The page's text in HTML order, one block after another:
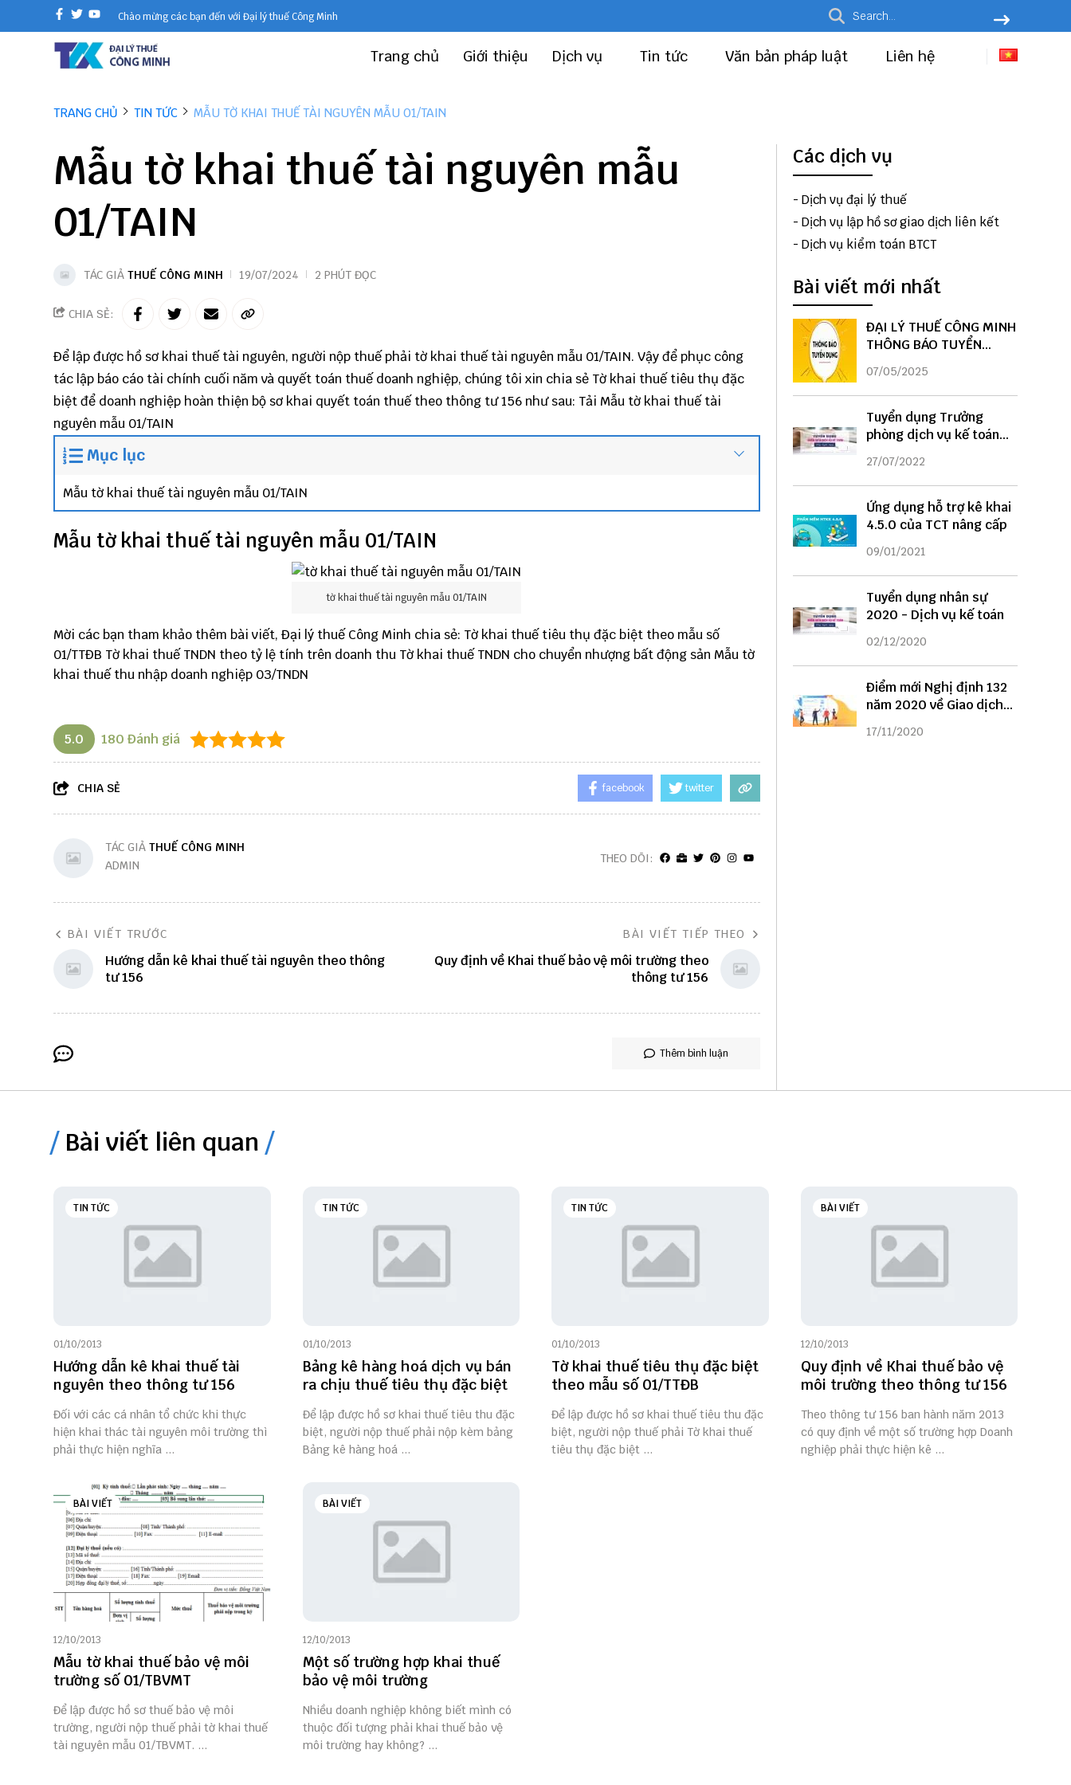
Chào mừng các bạn đến với Đại lý thuế Công Minh
Trang chủ Giới thiệu Dịch vụ Tin tức Văn bản pháp luật Liên hệ
TRANG CHỦ TIN TỨC MẪU TỜ KHAI THUẾ TÀI NGUYÊN MẪU 01/TAIN
Mẫu tờ khai thuế tài nguyên mẫu
01/TAIN
TÁC GIẢ THUẾ CÔNG MINH 19/07/2024 2 PHÚT ĐỌC
CHIA SẺ:
Để lập được hồ sơ khai thuế tài nguyên, người nộp thuế phải tờ khai thuế tài nguyên mẫu 01/TAIN. Vậy để phục công
tác lập báo cáo tài chính cuối năm và quyết toán thuế doanh nghiệp, chúng tôi xin chia sẻ Tờ khai thuế tiêu thụ đặc
biệt để doanh nghiệp hoàn thiện bộ sơ khai quyết toán thuế theo thông tư 156 như sau: Tải Mẫu tờ khai thuế tài
nguyên mẫu 01/TAIN
Mục lục
Mẫu tờ khai thuế tài nguyên mẫu 01/TAIN
Mẫu tờ khai thuế tài nguyên mẫu 01/TAIN
tờ khai thuế tài nguyên mẫu 01/TAIN
Mời các bạn tham khảo thêm bài viết, Đại lý thuế Công Minh chia sẻ: Tờ khai thuế tiêu thụ đặc biệt theo mẫu số
01/TTĐB Tờ khai thuế TNDN theo tỷ lệ tính trên doanh thu Tờ khai thuế TNDN cho chuyển nhượng bất động sản Mẫu tờ
khai thuế thu nhập doanh nghiệp 03/TNDN
5.0 180 Đánh giá
CHIA SẺ facebook twitter
TÁC GIẢ THUẾ CÔNG MINH
ADMIN
THEO DÕI:
BÀI VIẾT TRƯỚC
Hướng dẫn kê khai thuế tài nguyên theo thông
tư 156
BÀI VIẾT TIẾP THEO
Quy định về Khai thuế bảo vệ môi trường theo
thông tư 156
Thêm bình luận
Các dịch vụ
- Dịch vụ đại lý thuế
- Dịch vụ lập hồ sơ giao dịch liên kết
- Dịch vụ kiểm toán BTCT
Bài viết mới nhất
ĐẠI LÝ THUẾ CÔNG MINH
THÔNG BÁO TUYỂN
DỤNG
07/05/2025
Tuyển dụng Trưởng
phòng dịch vụ kế toán
năm 2022
27/07/2022
Ứng dụng hỗ trợ kê khai
4.5.0 của TCT nâng cấp
09/01/2021
Tuyển dụng nhân sự
2020 - Dịch vụ kế toán
02/12/2020
Điểm mới Nghị định 132
năm 2020 về Giao dịch
liên kết
17/11/2020
Bài viết liên quan
TIN TỨC
01/10/2013
Hướng dẫn kê khai thuế tài
nguyên theo thông tư 156
Đối với các cá nhân tổ chức khi thực
hiện khai thác tài nguyên môi trường thì
phải thực hiện nghĩa ...
TIN TỨC
01/10/2013
Bảng kê hàng hoá dịch vụ bán
ra chịu thuế tiêu thụ đặc biệt
Để lập được hồ sơ khai thuế tiêu thu đặc
biệt, người nộp thuế phải nộp kèm bảng
Bảng kê hàng hoá ...
TIN TỨC
01/10/2013
Tờ khai thuế tiêu thụ đặc biệt
theo mẫu số 01/TTĐB
Để lập được hồ sơ khai thuế tiêu thu đặc
biệt, người nộp thuế phải Tờ khai thuế
tiêu thụ đặc biệt ...
BÀI VIẾT
12/10/2013
Quy định về Khai thuế bảo vệ
môi trường theo thông tư 156
Theo thông tư 156 ban hành năm 2013
có quy định về một số trường hợp Doanh
nghiệp phải thực hiện kê ...
BÀI VIẾT
12/10/2013
Mẫu tờ khai thuế bảo vệ môi
trường số 01/TBVMT
Để lập được hồ sơ thuế bảo vệ môi
trường, người nộp thuế phải tờ khai thuế
tài nguyên mẫu 01/TBVMT. ...
BÀI VIẾT
12/10/2013
Một số trường hợp khai thuế
bảo vệ môi trường
Nhiều doanh nghiệp không biết mình có
thuộc đối tượng phải khai thuế bảo vệ
môi trường hay không? ...